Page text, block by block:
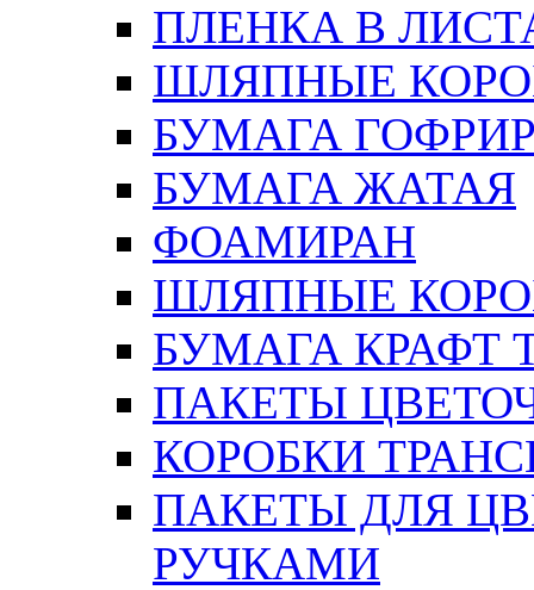
ПЛЕНКА В
ШЛЯПНЫЕ
БУМАГА
БУМАГА ЖАТАЯ
ФОАМИРАН
ШЛЯПНЫЕ
БУМАГА КРАФТ
ПАКЕТЫ
КОРОБКИ
ПАКЕТЫ ДЛЯ
РУЧКАМИ